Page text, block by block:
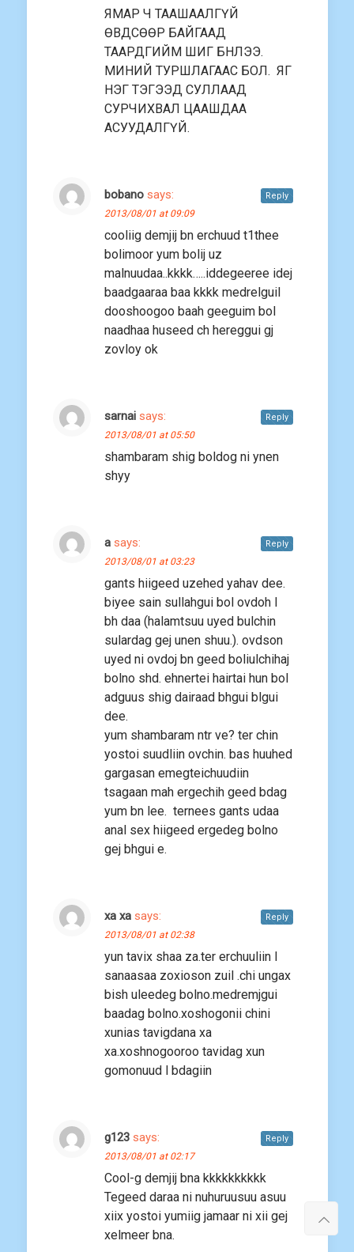
ЯМАР Ч ТААШААЛГҮЙ
ӨВДСӨӨР БАЙГААД
ТААРДГИЙМ ШИГ БНЛЭЭ.
МИНИЙ ТУРШЛАГААС БОЛ. ЯГ
НЭГ ТЭГЭЭД СУЛЛААД
СУРЧИХВАЛ ЦААШДАА
АСУУДАЛГҮЙ.
bobano says:
2013/08/01 at 09:09
cooliig demjij bn erchuud t1thee
bolimoor yum bolij uz
malnuudaa..kkkk…..iddegeeree idej
baadgaaraa baa kkkk medrelguil
dooshoogoo baah geeguim bol
naadhaa huseed ch hereggui gj
zovloy ok
Reply
sarnai says:
2013/08/01 at 05:50
shambaram shig boldog ni ynen
shyy
Reply
a says:
2013/08/01 at 03:23
gants hiigeed uzehed yahav dee.
biyee sain sullahgui bol ovdoh l
bh daa (halamtsuu uyed bulchin
sulardag gej unen shuu.). ovdson
uyed ni ovdoj bn geed boliulchihaj
bolno shd. ehnertei hairtai hun bol
adguus shig dairaad bhgui blgui
dee.
yum shambaram ntr ve? ter chin
yostoi suudliin ovchin. bas huuhed
gargasan emegteichuudiin
tsagaan mah ergechih geed bdag
yum bn lee. ternees gants udaa
anal sex hiigeed ergedeg bolno
gej bhgui e.
Reply
xa xa says:
2013/08/01 at 02:38
yun tavix shaa za.ter erchuuliin l
sanaasaa zoxioson zuil .chi ungax
bish uleedeg bolno.medremjgui
baadag bolno.xoshogonii chini
xunias tavigdana xa
xa.xoshnogooroo tavidag xun
gomonuud l bdagiin
Reply
g123 says:
2013/08/01 at 02:17
Cool-g demjij bna kkkkkkkkkk
Tegeed daraa ni nuhuruusuu asuu
xiix yostoi yumiig jamaar ni xii gej
xelmeer bna.
Reply